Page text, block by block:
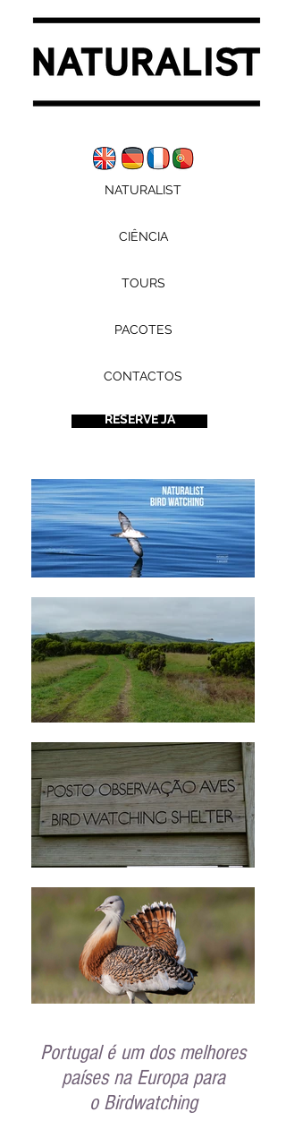
NATURALIST
CIÊNCIA
TOURS
PACOTES
CONTACTOS
RESERVE JÁ
NATURALIST
BIRD WATCHING
Portugal é um dos melhores
países na Europa para
o Birdwatching